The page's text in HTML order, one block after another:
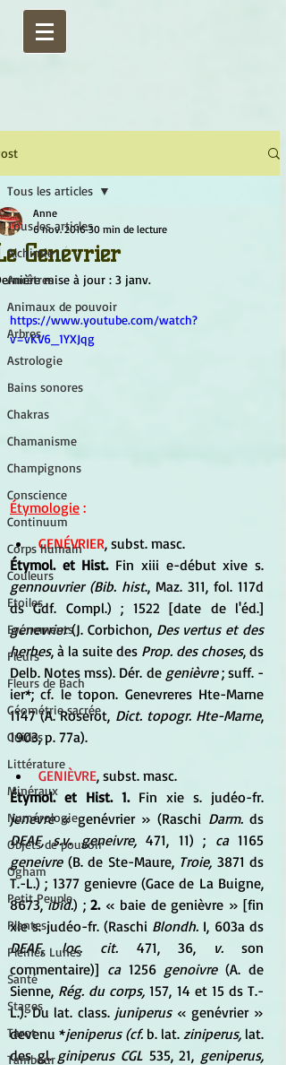
Tous les articles
Alchimie
Ancêtres
Animaux de pouvoir
Arbres
Astrologie
Bains sonores
Chakras
Chamanisme
Champignons
Conscience
Continuum
Corps humain
Couleurs
Etoiles
Evénements
Fleurs
Fleurs de Bach
Géométrie sacrée
Guides
Littérature
Minéraux
Numérologie
Objets de pouvoir
Ogham
Petit Peuple
Plantes
Pleines Lunes
Santé
Stages
Tarot
Tambour
Tous les articles
Genévrier
Anne
6 nov. 2016 30 min de lecture
mise à jour : 3 janv.
https://www.youtube.com/watch?
v=vKV6_1YXJqg
Étymologie :
GENÉVRIER, subst. masc.
Étymol. et Hist.
gennouvrier (Bib. hist., Maz. 311, fol. 117d
genevrier (J. Corbichon, Des vertus et des
herbes, à la suite des Prop. des choses, ds
Delb. Notes mss). Dér. de genièvre ; suff. -
ier*; cf. le topon. Genevreres Hte-Marne
1147 (A. Roserot, Dict. topogr. Hte-Marne,
1903, p. 77a).
GENIÈVRE, subst. masc.
Étymol. et Hist. 1.
jenevre « genévrier » (Raschi Darm.
DEAF, s.v. geneivre, 471, 11) ; ca
geneivre (B. de Ste-Maure, Troie, 3871 ds
T.-L.) ; 1377 genievre (Gace de La Buigne,
8673, ibid.) ; 2. « baie de genièvre » [fin
xie s. judéo-fr. (Raschi Blondh.
DEAF, loc. cit. 471, 36, v. son
commentaire)] ca 1256 genoivre (A. de
Sienne, Rég. du corps, 157, 14 et 15 ds T.-
L.). Du lat. class. juniperus « genévrier »
devenu *jeniperus (cf. b. lat. ziniperus, lat.
des gl. giniperus CGL 535, 21, geniperus,